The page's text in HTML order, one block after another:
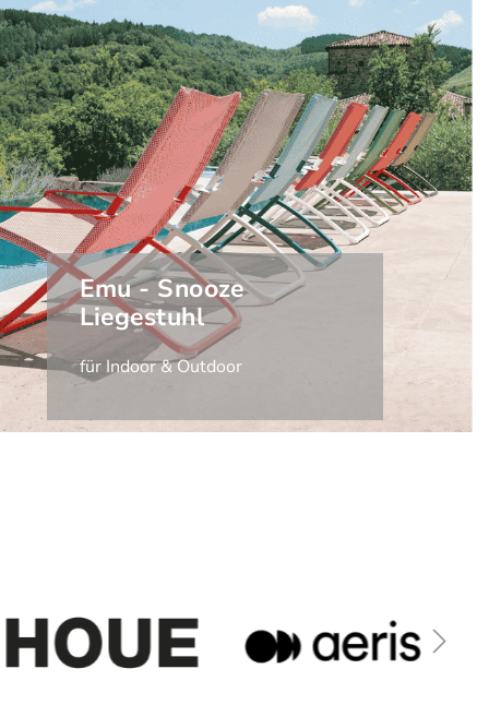
Emu - Snooze
Liegestuhl
für Indoor & Outdoor